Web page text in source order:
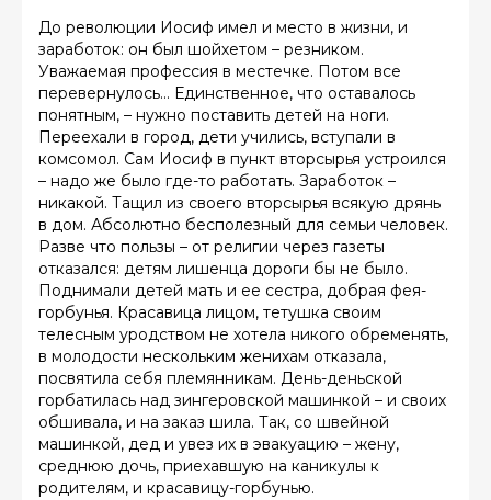
До революции Иосиф имел и место в жизни, и
заработок: он был шойхетом – резником.
Уважаемая профессия в местечке. Потом все
перевернулось… Единственное, что оставалось
понятным, – нужно поставить детей на ноги.
Переехали в город, дети учились, вступали в
комсомол. Сам Иосиф в пункт вторсырья устроился
– надо же было где-то работать. Заработок –
никакой. Тащил из своего вторсырья всякую дрянь
в дом. Абсолютно бесполезный для семьи человек.
Разве что пользы – от религии через газеты
отказался: детям лишенца дороги бы не было.
Поднимали детей мать и ее сестра, добрая фея-
горбунья. Красавица лицом, тетушка своим
телесным уродством не хотела никого обременять,
в молодости нескольким женихам отказала,
посвятила себя племянникам. День-деньской
горбатилась над зингеровской машинкой – и своих
обшивала, и на заказ шила. Так, со швейной
машинкой, дед и увез их в эвакуацию – жену,
среднюю дочь, приехавшую на каникулы к
родителям, и красавицу-горбунью.